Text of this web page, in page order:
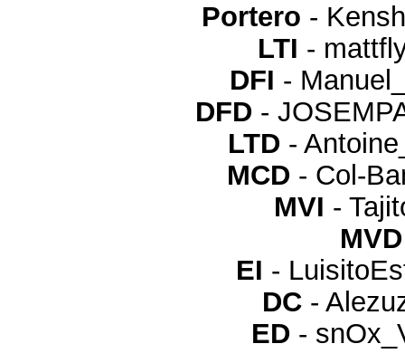
Portero -
LTI -
DFI -
DFD -
LTD -
MCD - Col-
MVI -
MVD
EI -
DC-
ED -